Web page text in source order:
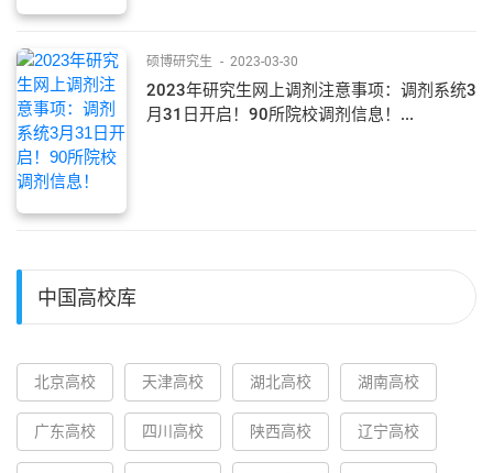
硕博研究生 - 2023-03-30
2023年研究生网上调剂注意事项：调剂系统3
月31日开启！90所院校调剂信息！...
中国高校库
北京高校 天津高校 湖北高校 湖南高校
广东高校 四川高校 陕西高校 辽宁高校